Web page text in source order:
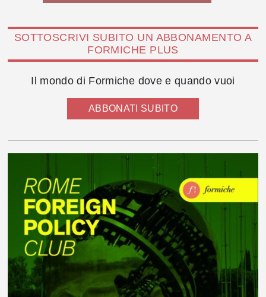
SOTTOSCRIVI SUBITO UN ABBONAMENTO A
FORMICHE PLUS
Il mondo di Formiche dove e quando vuoi
ABBONATI SUBITO